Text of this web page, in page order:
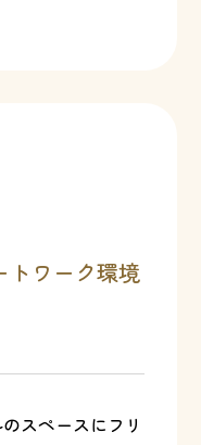
トワーク環境
スペースにフリ